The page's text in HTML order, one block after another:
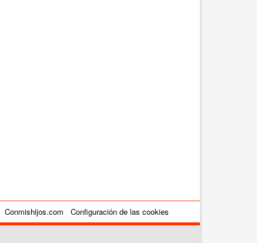
Conmishijos.com Configuración de las cookies